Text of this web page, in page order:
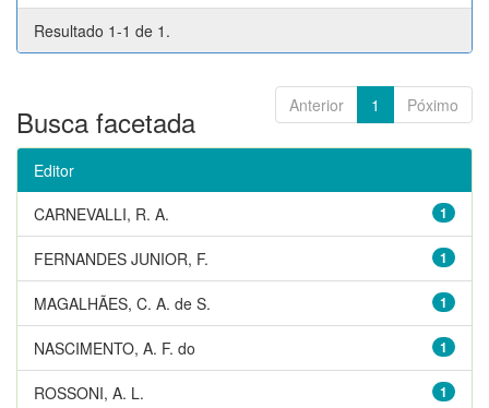
Resultado 1-1 de 1.
Anterior 1 Póximo
Busca facetada
Editor
1
CARNEVALLI, R. A.
1
FERNANDES JUNIOR, F.
1
MAGALHÃES, C. A. de S.
1
NASCIMENTO, A. F. do
1
ROSSONI, A. L.